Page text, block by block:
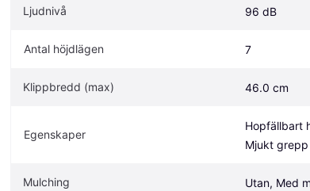
Ljudnivå 96 dB
Antal höjdlägen 7
Klippbredd (max) 46.0 cm
Egenskaper
Hopfällbart
Mjukt grepp
Mulching Utan, Med